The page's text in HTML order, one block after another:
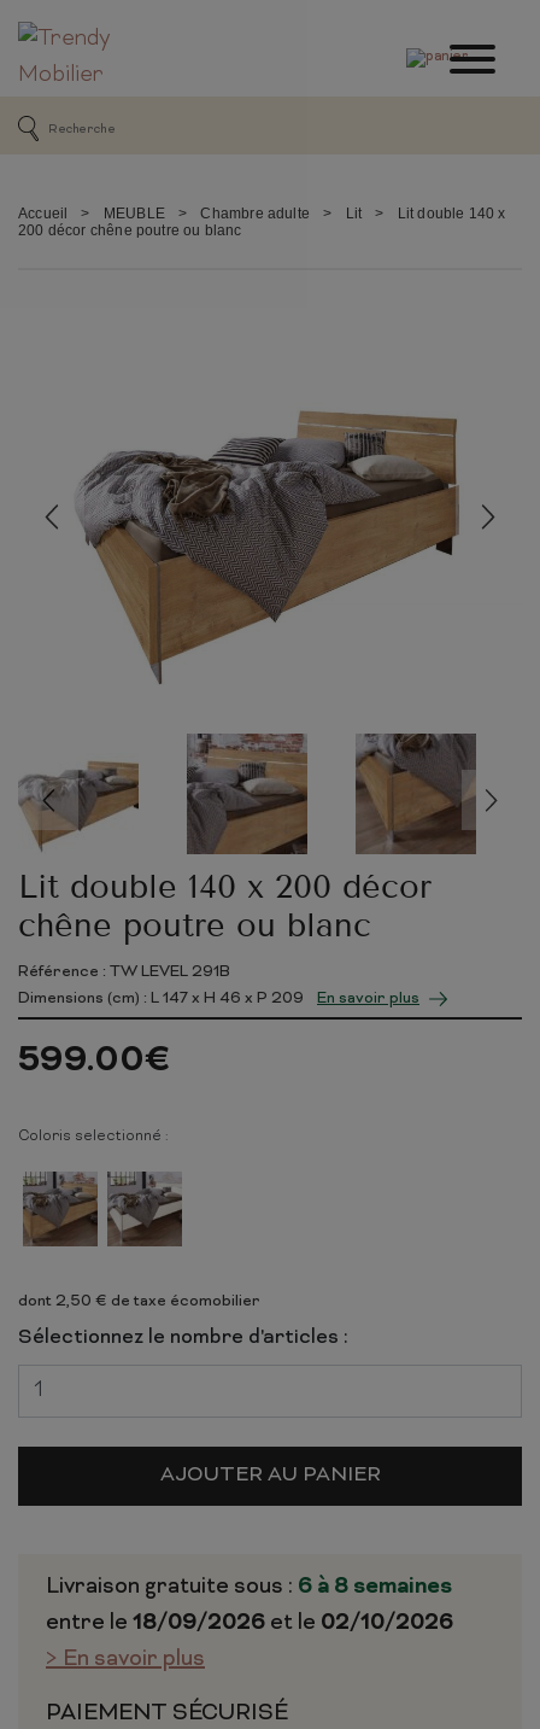
Accueil > MEUBLE > Chambre adulte > Lit >
Lit double 140 x
200 décor chêne poutre ou blanc
Lit double 140 x 200 décor
chêne poutre ou blanc
Référence : TW LEVEL 291B
Dimensions (cm) : L147x H 46 x P 209 En savoir plus
599.00€
Coloris selectionné :
dont 2,50 € de taxe écomobilier
Sélectionnez le nombre d'articles :
AJOUTER AU PANIER
Livraison gratuite sous : 6 à 8 semaines
entre le 18/09/2026 et le 02/10/2026
> En savoir plus
PAIEMENT SÉCURISÉ